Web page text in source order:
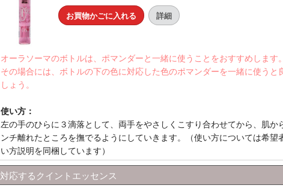
お買物かごに入れる 詳細
オーラソーマのボトルは、ポマンダーと一緒に使うことをおすすめします
その場合には、ボトルの下の色に対応した色のポマンダーを一緒に使うと
しょう。
使い方：
左の手のひらに３滴落として、両手をやさしくこすり合わせてから、肌か
ンチ離れたところを撫でるようにしていきます。（使い方については希望
い方説明を同梱しています）
対応するクイントエッセンス